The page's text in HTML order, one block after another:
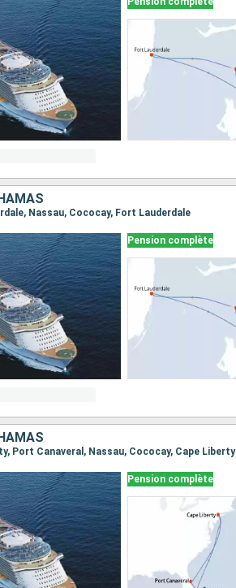
Nassau, Cococay, Fort Lauderdale
Pension complète
Port Canaveral, Nassau, Cococay, Cape Liberty
Pension complète